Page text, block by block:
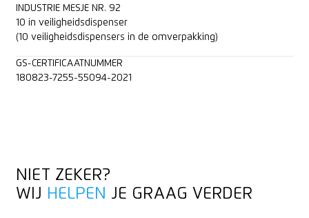
INDUSTRIE MESJE NR. 92
10 in veiligheidsdispenser
(10 veiligheidsdispensers in de omverpakking)
GS-CERTIFICAATNUMMER
180823-7255-55094-2021
NIET ZEKER?
WIJ HELPEN JE GRAAG VERDER